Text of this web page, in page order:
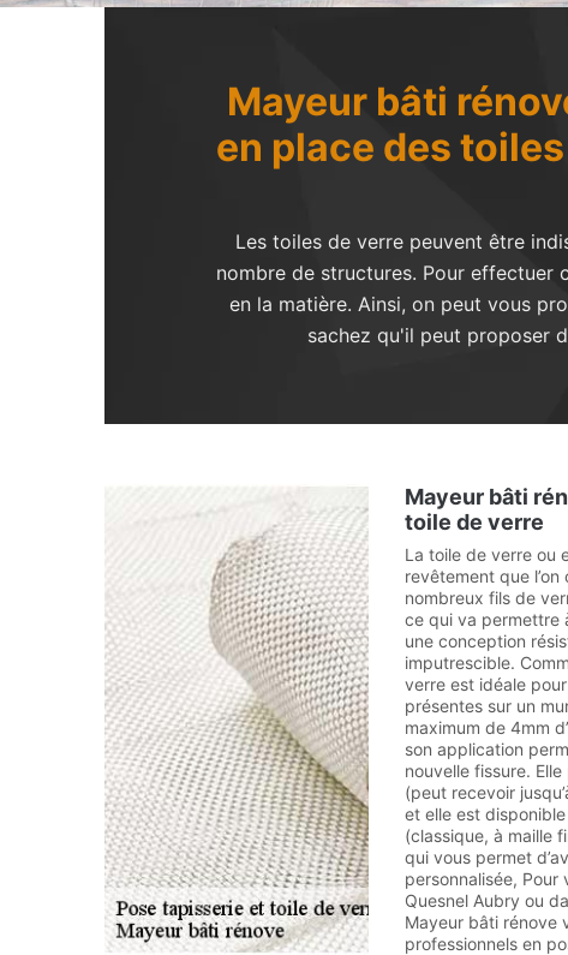
Mayeur bâti
en place des
Les toiles de verre peuvent être
nombre de structures. Pour effectuer
en la matière. Ainsi, on peut vous
sachez qu'il peut proposer
Mayeur bâti
toile de verre
La toile de verre ou
revêtement que
nombreux fils de
ce qui va permettre
une conception
imputrescible.
verre est idéale
présentes sur un
maximum de 4mm
son application
nouvelle fissure.
(peut recevoir
et elle est
(classique, à maille
qui vous permet
personnalisée,
Quesnel Aubry ou
Mayeur bâti rénove
professionnels en